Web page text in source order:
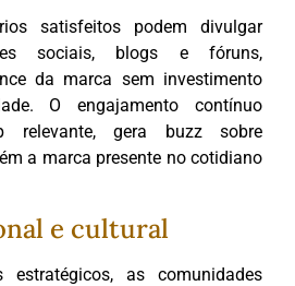
satisfeitos podem divulgar
sociais, blogs e fóruns,
da marca sem investimento
O engajamento contínuo
relevante, gera buzz sobre
a marca presente no cotidiano
e cultural
estratégicos, as comunidades